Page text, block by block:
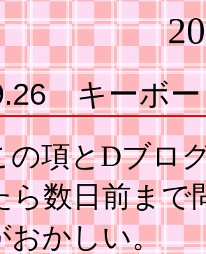
キーボー
の項とDブロ
ら数日前まで
おかしい。